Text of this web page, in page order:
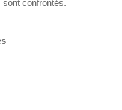
confrontés.